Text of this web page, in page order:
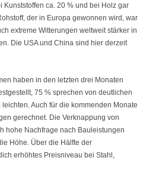
ca. 20 % und bei Holz gar
der in Europa gewonnen wird, war
extreme Witterungen weltweit stärker in
Die USA und China sind hier derzeit
haben in den letzten drei Monaten
75 % sprechen von deutlichen
Auch für die kommenden Monate
gerechnet. Die Verknappung von
hohe Nachfrage nach Bauleistungen
Höhe. Über die Hälfte der
erhöhtes Preisniveau bei Stahl,